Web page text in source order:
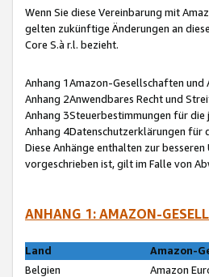
Wenn Sie diese Vereinbarung mit
gelten zukünftige Änderungen an
Core S.à r.l. bezieht.
Anhang 1Amazon-Gesellschaften und
Anhang 2Anwendbares Recht und
Anhang 3Steuerbestimmungen für
Anhang 4Datenschutzerklärungen für
Diese Anhänge enthalten zur
vorgeschrieben ist, gilt im Falle von
ANHANG 1: AMAZON-
Land
Amazon-
Belgien
Amazon